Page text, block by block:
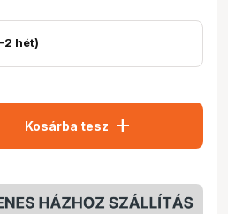
2 hét)
Kosárba tesz add